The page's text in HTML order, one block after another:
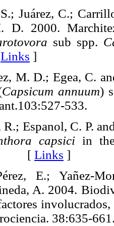
Juárez, C.;
D. 2000.
sub spp.
Links ]
M. D.; Egea, C.
Capsicum annuum)
Espanol, C. P.
capsiciin the
[ Links ]
E.; Yañez-
A. 2004.
involucrados,